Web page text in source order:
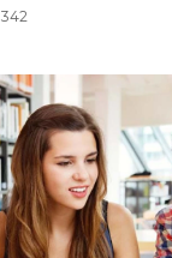
342